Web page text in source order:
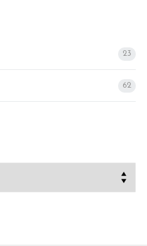
23
62